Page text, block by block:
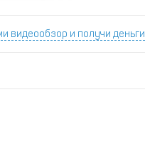
видеообзор и получи деньги